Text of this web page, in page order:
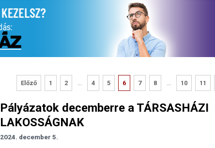
Előző 1 2 4 5 6 7 8 10 11
Pályázatok decemberre a TÁRSASHÁZI
LAKOSSÁGNAK
2024. december 5.